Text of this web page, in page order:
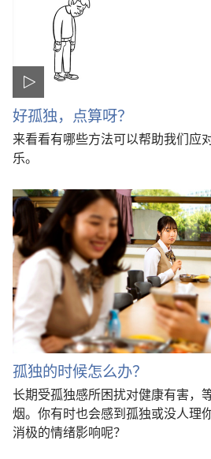
好孤独，点算呀？
来看看有哪些方法可以帮助我们应
乐。
孤独的时候怎么办？
长期受孤独感所困扰对健康有害，
烟。你有时也会感到孤独或没人理
消极的情绪影响呢？